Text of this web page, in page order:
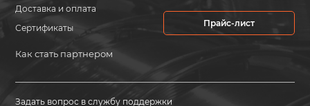
Доставка и оплата
Сертификаты
Как стать партнером
Прайс-лист
Задать вопрос в службу поддержки